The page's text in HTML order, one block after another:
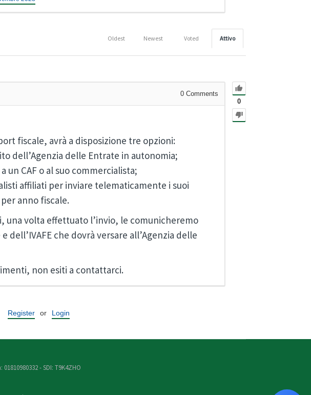
Attivo
Voted
Newest
Oldest
0
0 Comments
fiscale, avrà a disposizione tre opzioni:
dell’Agenzia delle Entrate in autonomia;
un CAF o al suo commercialista;
affiliati per inviare telematicamente i suoi
anno fiscale.
una volta effettuato l’invio, le comunicheremo
dell’IVAFE che dovrà versare all’Agenzia delle
non esiti a contattarci.
Register or Login
- SDI: T9K4ZHO